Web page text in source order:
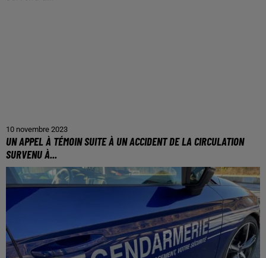
10 novembre 2023
UN APPEL À TÉMOIN SUITE À UN ACCIDENT DE LA CIRCULATION
SURVENU À...